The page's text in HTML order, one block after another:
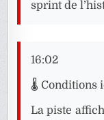
sprint de
16:02
🌡️ Conditions
La piste